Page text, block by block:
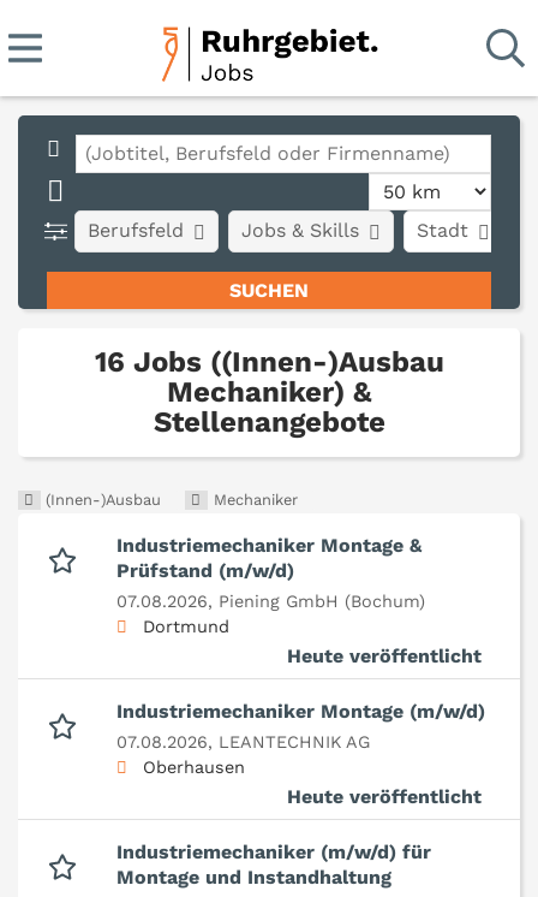
Stadt
Berufsfeld Jobs & Skills
16 Jobs ((Innen-)Ausbau
Mechaniker) &
Stellenangebote
(Innen-)Ausbau Mechaniker
Industriemechaniker Montage &
Prüfstand (m/w/d)
07.08.2026, Piening GmbH (Bochum)
Dortmund
Heute veröffentlicht
Industriemechaniker Montage (m/w/d)
07.08.2026, LEANTECHNIK AG
Oberhausen
Heute veröffentlicht
Industriemechaniker (m/w/d) für
Montage und Instandhaltung